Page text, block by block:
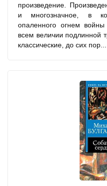
произведение.
и многозначное, в
опаленного огнем
всем величии подлинной
классические, до сих пор...